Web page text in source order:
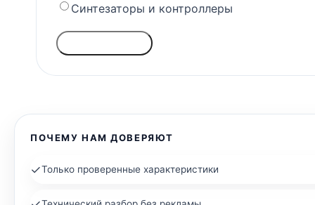
Синтезаторы и контроллеры
ПОЧЕМУ НАМ ДОВЕРЯЮТ
✓Только проверенные характеристики